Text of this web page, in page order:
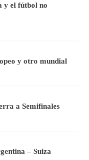
y el fútbol no
y otro mundial
a Semifinales
– Suiza